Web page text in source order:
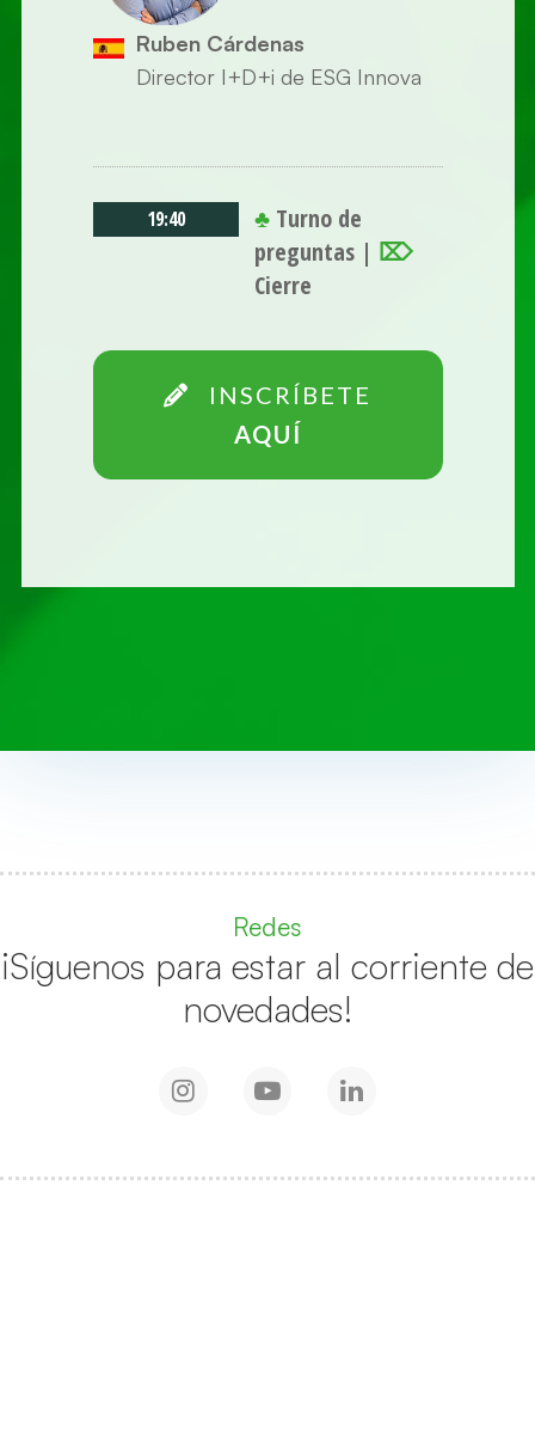
Ruben Cárdenas
Director I+D+i de ESG Innova
19:40 ♣ Turno de
preguntas | ⌦
Cierre
INSCRÍBETE
AQUÍ
Redes
¡Síguenos para estar al corriente de
novedades!
InstagramYoutube